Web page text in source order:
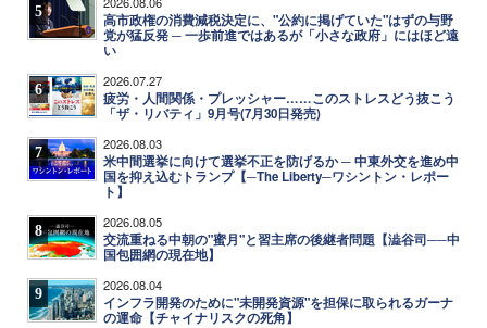
5
高市政権の消費減税決定に、"公約に掲げていた"はずの与野
党が猛反発 ─ 一歩前進ではあるが「小さな政府」にはほど遠
い
6 2026.07.27
疲労・人間関係・プレッシャー……このストレスどう抜こう
「ザ・リバティ」9月号(7月30日発売)
7 2026.08.03
米中間選挙に向けて選挙不正を防げるか ─ 中東外交を進め中
国を抑え込むトランプ【─The Liberty─ワシントン・レポー
ト】
8 2026.08.05
交流重ねる中朝の"蜜月"と習主席の後継者問題【澁谷司──中
国包囲網の現在地】
9 2026.08.04
インフラ開発のために"未開発資源"を担保に取られるガーナ
の運命【チャイナリスクの死角】